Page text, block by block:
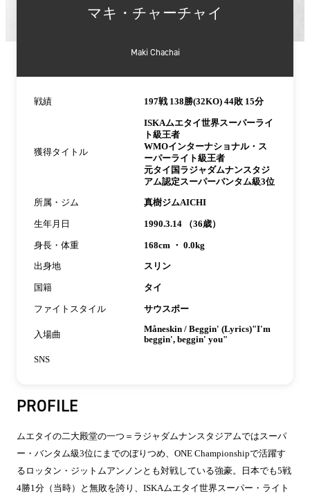
マキ・チャーチャイ
Maki Chachai
戦績 197戦 138勝(32KO) 44敗 15分
獲得タイトル
ISKAムエタイ世界スーパーライ
ト級王者
WMOインターナショナル・ス
ーパーライト級王者
元タイ国ラジャダムナンスタジ
アム認定スーパーバンタム級3位
所属・ジム 真樹ジムAICHI
生年月日 1990.3.14 （36歳）
身長・体重 168cm ・ 0.0kg
出身地 スリン
国籍 タイ
ファイトスタイル サウスポー
入場曲
Måneskin / Beggin' (Lyrics)"I'm
beggin', beggin' you"
SNS
PROFILE
ムエタイの二大殿堂の一つ＝ラジャダムナンスタジアムではスーパ
ー・バンタム級3位にまでのぼりつめ、ONE Championshipで活躍す
るロッタン・ジットムアンノンとも対戦している強豪。日本でも5戦
4勝1分（当時）と無敗を誇り、ISKAムエタイ世界スーパー・ライト